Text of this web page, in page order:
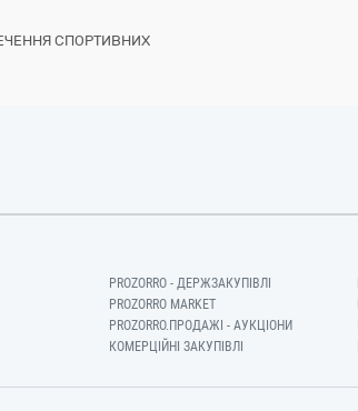
СПОРТИВНИХ
PROZORRO - ДЕРЖЗАКУПІВЛІ
PROZORRO MARKET
PROZORRO.ПРОДАЖІ - АУКЦІОНИ
КОМЕРЦІЙНІ ЗАКУПІВЛІ